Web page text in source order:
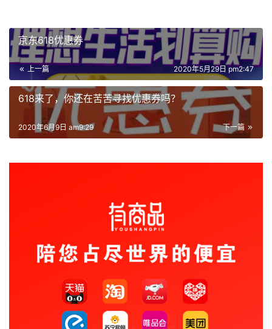
京东618优惠券
上一篇 2020年5月29日 pm2:47
618来了，你还在苦苦寻找优惠券吗？
下一篇
2020年6月9日 am9:29